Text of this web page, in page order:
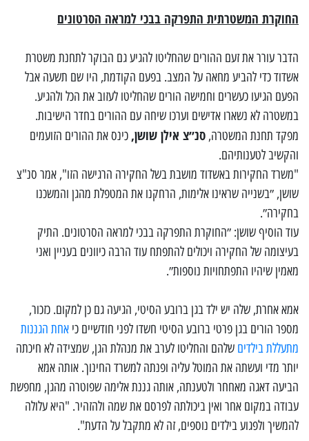
החוקרת המשטרתית התפרקה בבכי למראה הסרטונים
הדבר עורר את זעם ההורים שהחליטו להגיע גם הבוקר לתחנת משטרת
אשדוד כדי להביע מחאה על המצב. בפעם הקודמת, היו שם תשעה אבל
הפעם הגיעו כעשרים וחמישה הורים שהחליטו לעזוב את הכל ולהגיע.
במשטרה לא נשארו אדישים וערכו שיחה עם ההורים בחדר הישיבות.
מפקד תחנת המשטרה, סנ״צ אילן שושן, כינס את ההורים הזועמים
והקשיב לטענותיהם.
"משרד החקירות באשדוד מושבת בשל החקירה הרגישה הזו", אמר סנ"צ
שושן, ״בשנייה שראינו אלימות, הרחקנו את המטפלת מהגן והמשכנו
בחקירה״.
עוד הוסיף שושן: ״החוקרת התפרקה בבכי למראה הסרטונים. התיק
בעיצומה של החקירה ויכולים להתפתח עוד הרבה כיוונים בעניין ואני
מאמין שיהיו התפתחויות נוספות״.
אמא אחרת, שלה יש ילד בגן ברובע הסיטי, הגיעה גם כן למקום. כזכור,
מספר הורים בגן פרטי ברובע הסיטי חשדו לפני חודשיים כי אחת הגננות
מתעללת בילדים שלהם והחליטו לערב את מנהלת הגן, שמצידה לא חיכתה
יותר מדי ועשתה את המוטל עליה ופנתה למשרד החינוך. אותה אמא
הביעה דאגה מאחחר ולטענתה, אותה גננת אלימה שפוטרה מהגן, מחפשת
עבודה במקום אחר ואין ביכולתה לפרסם את שמה ולהזהיר. "היא עלולה
להמשיך ולפגוע בילדים נוספים, זה לא מתקבל על הדעת".